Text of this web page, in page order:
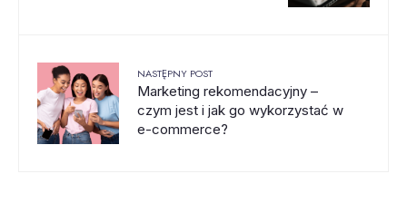
NASTĘPNY POST
Marketing rekomendacyjny –
czym jest i jak go wykorzystać w
e-commerce?